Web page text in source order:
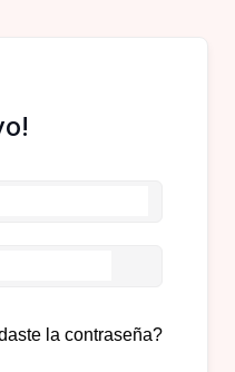
la contraseña?